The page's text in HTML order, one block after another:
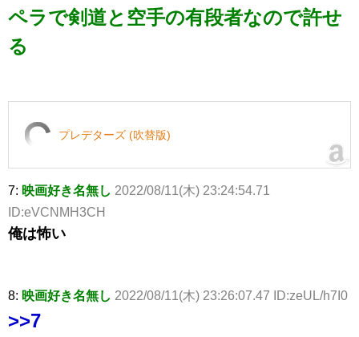
ペラで剣道と空手の有段者なので許せ
る
プレデターズ (吹替版)
7: 映画好き名無し 2022/08/11(木) 23:24:54.71
ID:eVCNMH3CH
俺は怖い
8: 映画好き名無し 2022/08/11(木) 23:26:07.47 ID:zeUL/h7I0
>>7